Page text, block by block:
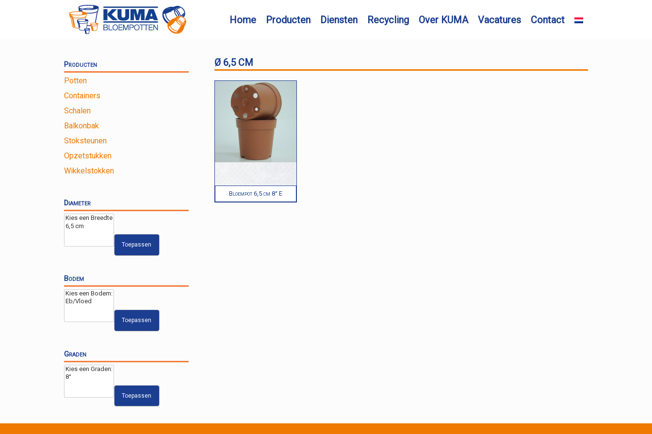
Home Producten Diensten Recycling Over KUMA Vacatures Contact
Ø 6,5 CM
Bloempot 6,5 cm 8° E
Producten
Potten
Containers
Schalen
Balkonbak
Stoksteunen
Opzetstukken
Wikkelstokken
Diameter
Toepassen
Bodem
Toepassen
Graden
Toepassen